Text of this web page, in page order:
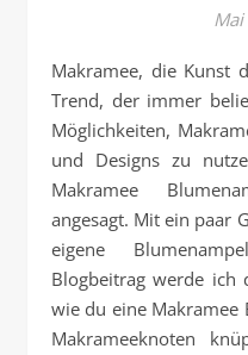
Makramee, die Kunst des Knotens, ist ein zeitloser
Trend, der immer
Möglichkeiten,
und Designs zu
Makramee
angesagt. Mit ein paar
eigene
Blogbeitrag werde ich
wie du eine
Makrameeknoten